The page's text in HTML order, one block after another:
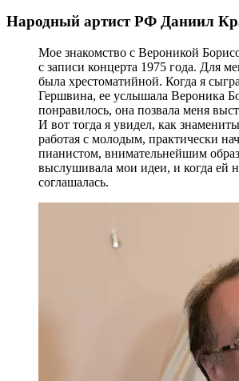
Народный артист РФ Даниил
Мое знакомство с Вероникой
с записи концерта 1975 года. Для
была хрестоматийной. Когда я
Гершвина, ее услышала Вероника
понравилось, она позвала меня
И вот тогда я увидел, как
работая с молодым, практически
пианистом, внимательнейшим
выслушивала мои идеи, и когда ей
соглашалась.